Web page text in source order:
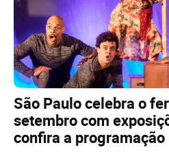
São Paulo celebra o
setembro com
confira a programação